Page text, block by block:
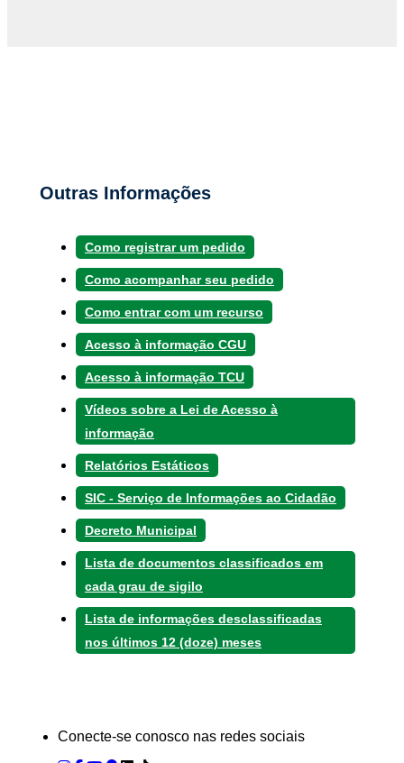
Outras Informações
Como registrar um pedido
Como acompanhar seu pedido
Como entrar com um recurso
Acesso à informação CGU
Acesso à informação TCU
Vídeos sobre a Lei de Acesso à
informação
Relatórios Estáticos
SIC - Serviço de Informações ao Cidadão
Decreto Municipal
Lista de documentos classificados em
cada grau de sigilo
Lista de informações desclassificadas
nos últimos 12 (doze) meses
Conecte-se conosco nas redes sociais